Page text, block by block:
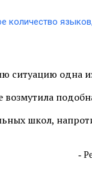
количество
ситуацию одна
школ,
-